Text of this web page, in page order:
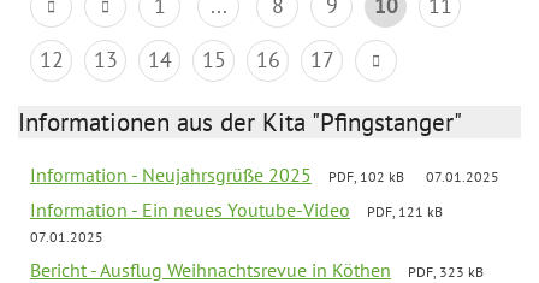
12
13 14 15 16 17
Informationen aus der Kita "Pfingstanger"
Information - Neujahrsgrüße 2025 PDF, 102 kB 07.01.2025
Information - Ein neues Youtube-Video
PDF, 121 kB
07.01.2025
Bericht - Ausflug Weihnachtsrevue in Köthen
PDF, 323 kB